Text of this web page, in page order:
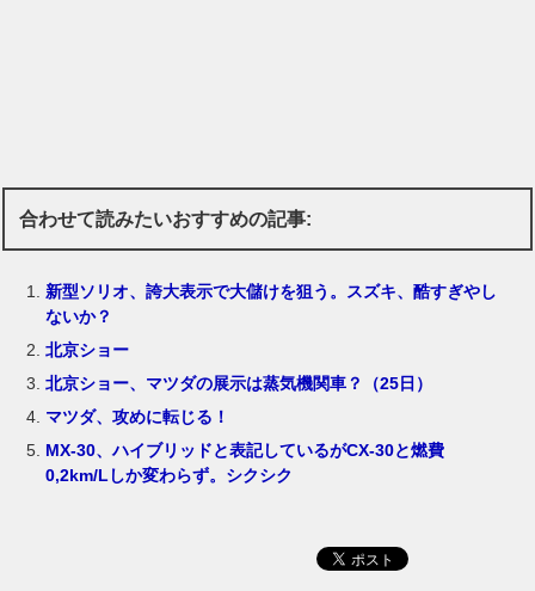
合わせて読みたいおすすめの記事:
新型ソリオ、誇大表示で大儲けを狙う。スズキ、酷すぎやし
ないか？
北京ショー
北京ショー、マツダの展示は蒸気機関車？（25日）
マツダ、攻めに転じる！
MX-30、ハイブリッドと表記しているがCX-30と燃費
0,2km/Lしか変わらず。シクシク